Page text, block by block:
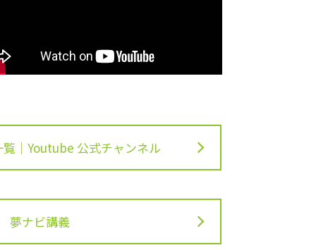
｜Youtube 公式チャンネル
夢ナビ講義